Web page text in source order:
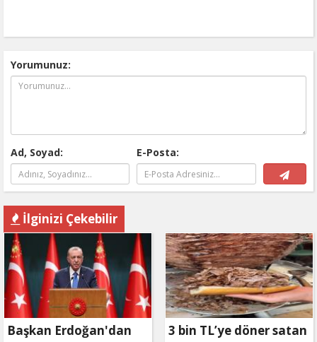
Yorumunuz:
Ad, Soyad: E-Posta:
İlginizi Çekebilir
Başkan Erdoğan'dan
3 bin TL’ye döner satan